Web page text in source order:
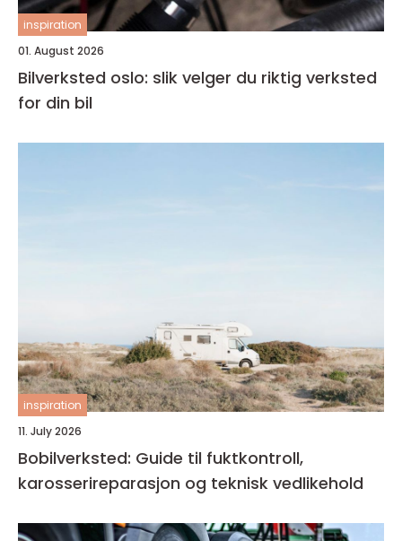
inspiration
01. August 2026
Bilverksted oslo: slik velger du riktig verksted
for din bil
inspiration
11. July 2026
Bobilverksted: Guide til fuktkontroll,
karosserireparasjon og teknisk vedlikehold